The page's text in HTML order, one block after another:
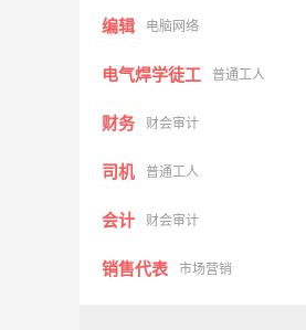
编辑 电脑网络
电气焊学徒工 普通工人
财务 财会审计
司机 普通工人
会计 财会审计
销售代表 市场营销